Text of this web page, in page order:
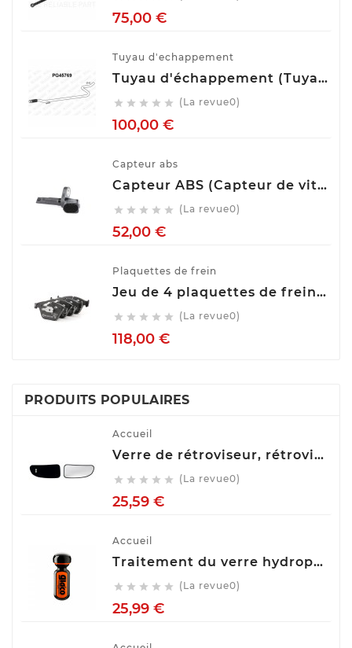
75,00 €Prix
Tuyau d'echappement
Tuyau d'échappement (Tuyau d'échappement) VENEPORTE PG45769
     (La revue0)
100,00 €Prix
Capteur abs
Capteur ABS (Capteur de vitesse de roue) BOSCH 0 265 007 928
     (La revue0)
52,00 €Prix
Plaquettes de frein
Jeu de 4 plaquettes de frein ATE 13.0460-7275.2
     (La revue0)
118,00 €Prix
PRODUITS POPULAIRES
Accueil
Verre de rétroviseur, rétroviseur extérieur glace SPILU 10592
     (La revue0)
25,59 €Prix
Accueil
Traitement du verre hydrophobe Soft99 Ultra Glaco, 70 ml 10310
     (La revue0)
25,99 €Prix